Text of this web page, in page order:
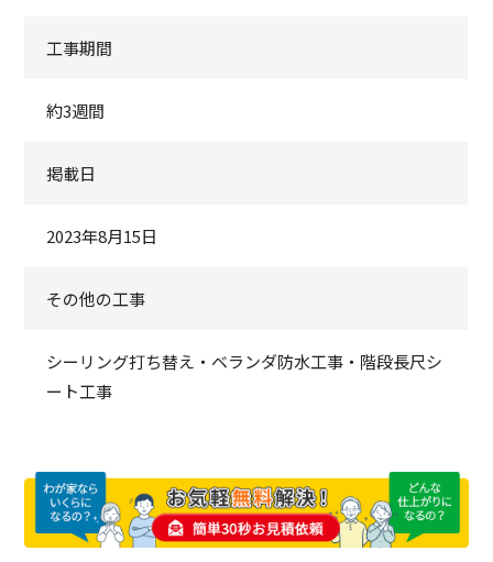
工事期間
約3週間
掲載日
2023年8月15日
その他の工事
シーリング打ち替え・ベランダ防水工事・階段長尺シ
ート工事